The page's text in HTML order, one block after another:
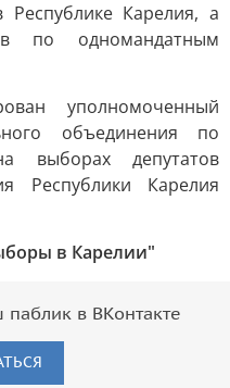
Карелия, а
по одномандатным
уполномоченный
объединения по
выборах депутатов
Республики Карелия
в Карелии"
в ВКонтакте